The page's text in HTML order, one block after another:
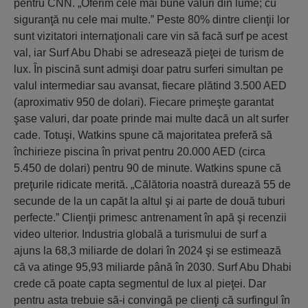
pentru CNN. „Oferim cele mai bune valuri din lume; cu
siguranţă nu cele mai multe.” Peste 80% dintre clienţii lor
sunt vizitatori internaţionali care vin să facă surf pe acest
val, iar Surf Abu Dhabi se adresează pieţei de turism de
lux. În piscină sunt admişi doar patru surferi simultan pe
valul intermediar sau avansat, fiecare plătind 3.500 AED
(aproximativ 950 de dolari). Fiecare primeşte garantat
şase valuri, dar poate prinde mai multe dacă un alt surfer
cade. Totuşi, Watkins spune că majoritatea preferă să
închirieze piscina în privat pentru 20.000 AED (circa
5.450 de dolari) pentru 90 de minute. Watkins spune că
preţurile ridicate merită. „Călătoria noastră durează 55 de
secunde de la un capăt la altul şi ai parte de două tuburi
perfecte.” Clienţii primesc antrenament în apă şi recenzii
video ulterior. Industria globală a turismului de surf a
ajuns la 68,3 miliarde de dolari în 2024 şi se estimează
că va atinge 95,93 miliarde până în 2030. Surf Abu Dhabi
crede că poate capta segmentul de lux al pieţei. Dar
pentru asta trebuie să-i convingă pe clienţi că surfingul în